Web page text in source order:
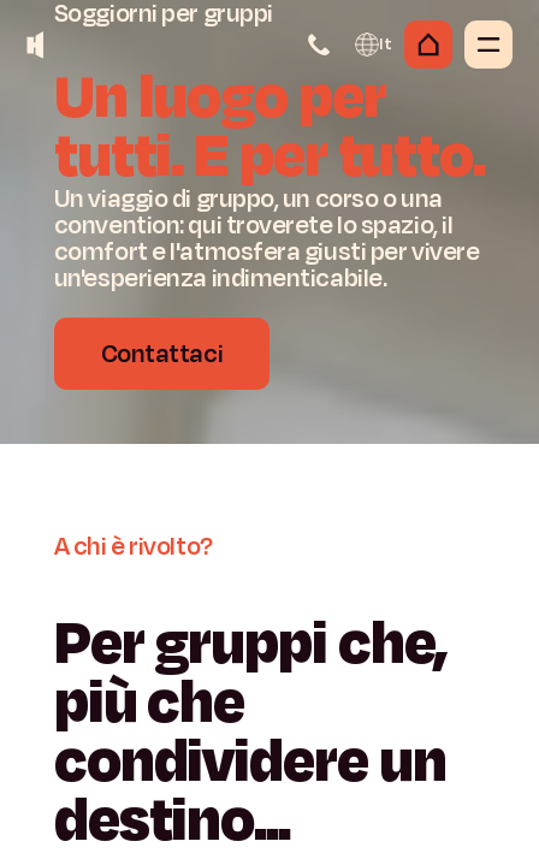
It
Soggiorniper gruppi
Unluogoper
tutti.Epertutto.
Un viaggio di gruppo, un corso o una
convention: qui troverete lo spazio, il
comfort e l'atmosfera giusti per vivere
un'esperienza indimenticabile.
Contattaci
Achièrivolto?
Pergruppiche,
piùche
condividereun
destino...